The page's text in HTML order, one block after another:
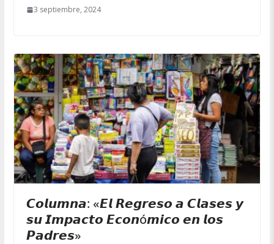
3 septiembre, 2024
𝘾𝙤𝙡𝙪𝙢𝙣𝙖: «𝙀𝙡 𝙍𝙚𝙜𝙧𝙚𝙨𝙤 𝙖 𝘾𝙡𝙖𝙨𝙚𝙨 𝙮
𝙨𝙪 𝙄𝙢𝙥𝙖𝙘𝙩𝙤 𝙀𝙘𝙤𝙣ó𝙢𝙞𝙘𝙤 𝙚𝙣 𝙡𝙤𝙨
𝙋𝙖𝙙𝙧𝙚𝙨»